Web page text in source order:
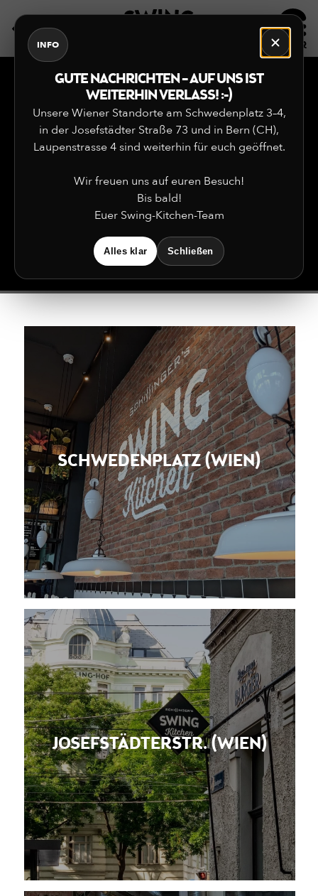
INFO
GUTE NACHRICHTEN – AUF UNS IST
WEITERHIN VERLASS! :-)
Unsere Wiener Standorte am Schwedenplatz 3–4,
in der Josefstädter Straße 73 und in Bern (CH),
Laupenstrasse 4 sind weiterhin für euch geöffnet.
Wir freuen uns auf euren Besuch!
Bis bald!
Euer Swing-Kitchen-Team
Alles klar Schließen
EN
RESTAURANT
FINDER
Swing Kitchen Restaurants in deiner
Nähe! Verrate uns wo du bist und wir
zeigen dir, wo du uns findest!
SCHWEDENPLATZ (WIEN)
JOSEFSTÄDTERSTR. (WIEN)